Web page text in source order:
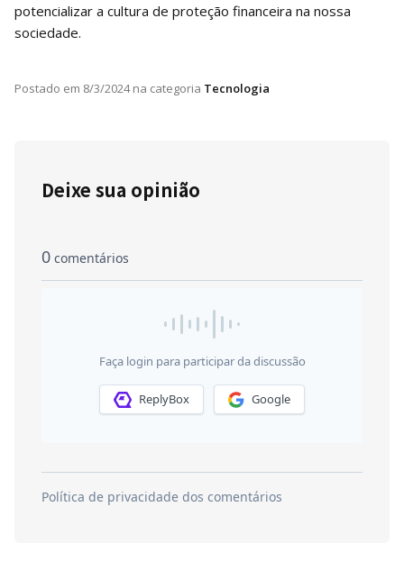
potencializar a cultura de proteção financeira na nossa
sociedade.
Postado em 8/3/2024na categoria Tecnologia
Deixe sua opinião